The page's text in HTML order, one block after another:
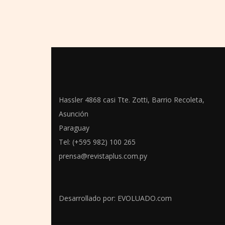
Hassler 4868 casi Tte. Zotti, Barrio Recoleta,
Asunción
Paraguay
Tel: (+595 982) 100 265
prensa@revistaplus.com.py
Desarrollado por: EVOLUADO.com